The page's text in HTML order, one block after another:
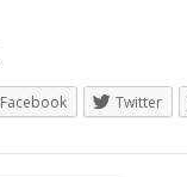
Facebook Twitter